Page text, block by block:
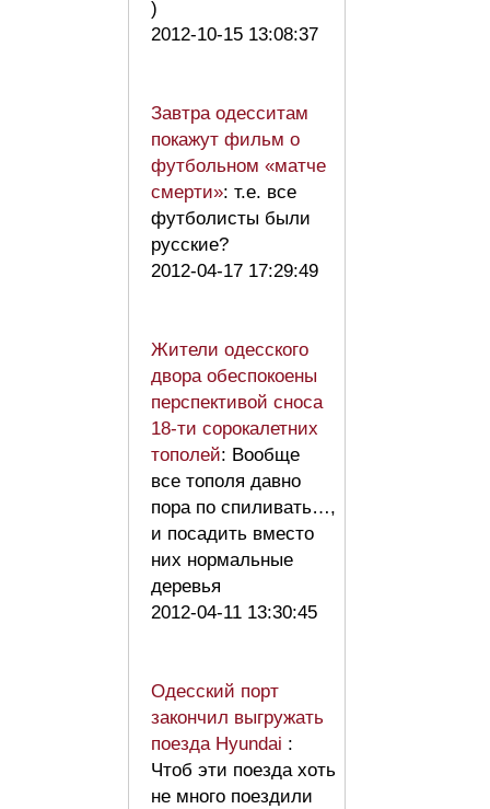
)
2012-10-15 13:08:37
Завтра одесситам
покажут фильм о
футбольном «матче
смерти»: т.е. все
футболисты были
русские?
2012-04-17 17:29:49
Жители одесского
двора обеспокоены
перспективой сноса
18-ти сорокалетних
тополей: Вообще
все тополя давно
пора по спиливать…,
и посадить вместо
них нормальные
деревья
2012-04-11 13:30:45
Одесский порт
закончил выгружать
поезда Hyundai :
Чтоб эти поезда хоть
не много поездили